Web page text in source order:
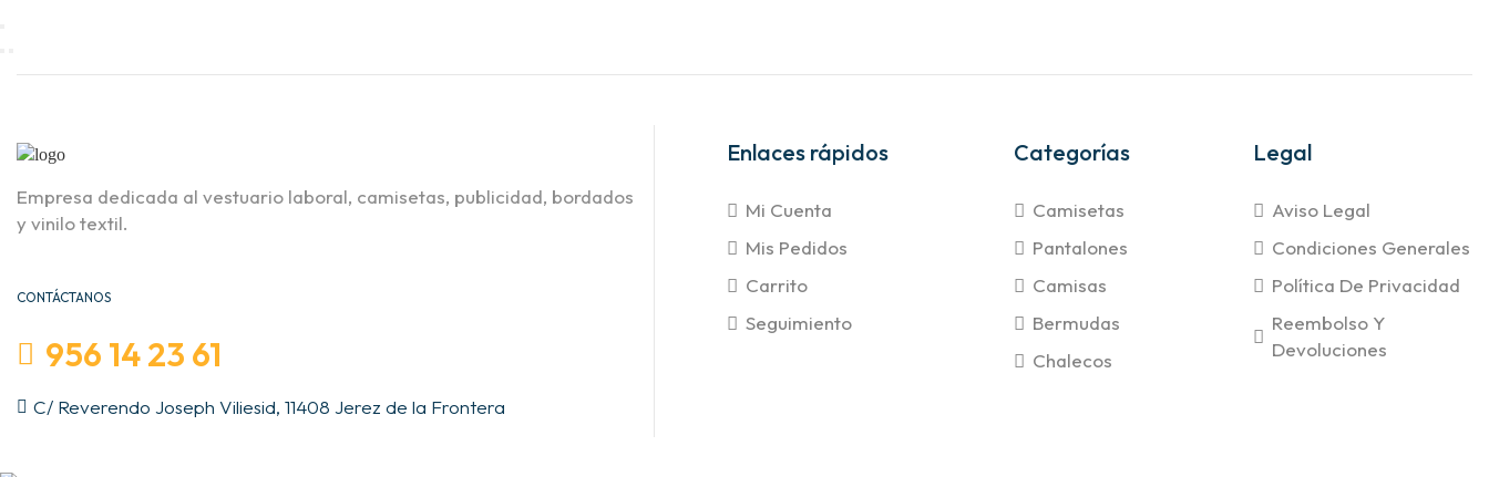
Empresa dedicada al vestuario laboral, camisetas, publicidad, bordados
y vinilo textil.
CONTÁCTANOS
956 14 23 61
C/ Reverendo Joseph Viliesid, 11408 Jerez de la Frontera
Enlaces rápidos
Mi Cuenta
Mis Pedidos
Carrito
Seguimiento
Categorías
Camisetas
Pantalones
Camisas
Bermudas
Chalecos
Legal
Aviso Legal
Condiciones Generales
Política De Privacidad
Reembolso Y
Devoluciones